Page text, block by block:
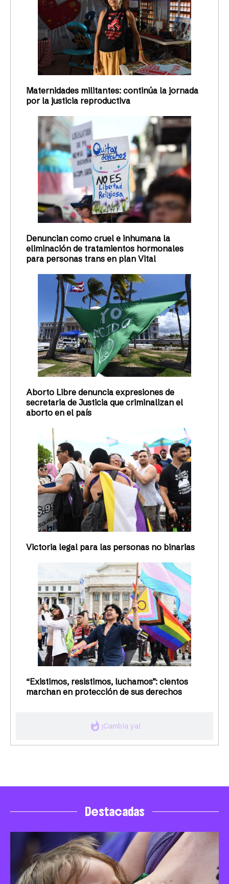
whatshot ¡Cambia ya!
Maternidades militantes: continúa la jornada
por la justicia reproductiva
Denuncian como cruel e inhumana la
eliminación de tratamientos hormonales
para personas trans en plan Vital
Aborto Libre denuncia expresiones de
secretaria de Justicia que criminalizan el
aborto en el país
Victoria legal para las personas no binarias
“Existimos, resistimos, luchamos”: cientos
marchan en protección de sus derechos
Destacadas